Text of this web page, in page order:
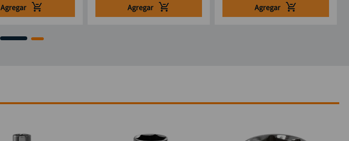
Agregar Agregar Agregar